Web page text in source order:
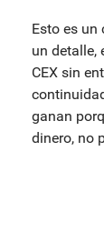
Esto es un
un detalle,
CEX sin
ganan
dinero, no